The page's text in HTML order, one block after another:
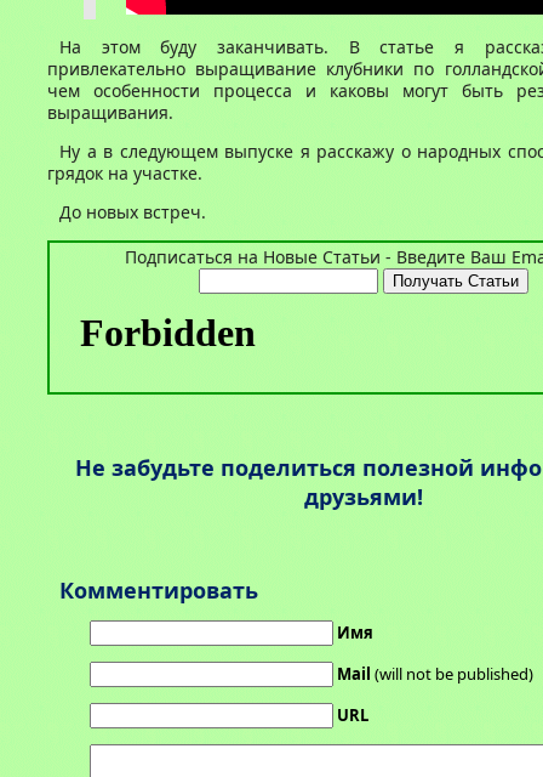
На этом буду заканчивать. В статье я
привлекательно выращивание клубники по
чем особенности процесса и каковы могут быть
выращивания.
Ну а в следующем выпуске я расскажу о народных
грядок на участке.
До новых встреч.
Подписаться на Новые Статьи - Введите Ваш
Не забудьте поделиться полезной
друзьями!
Комментировать
Имя
Mail (will not be published)
URL